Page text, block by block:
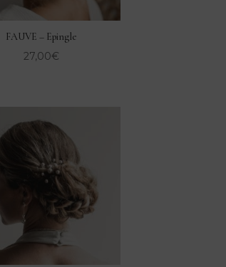
FAUVE – Epingle
27,00€